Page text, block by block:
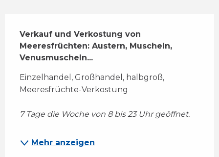
Verkauf und Verkostung von
Meeresfrüchten: Austern, Muscheln,
Venusmuscheln...
Einzelhandel, Großhandel, halbgroß,
Meeresfrüchte-Verkostung
7 Tage die Woche von 8 bis 23 Uhr geöffnet.
Mehr anzeigen